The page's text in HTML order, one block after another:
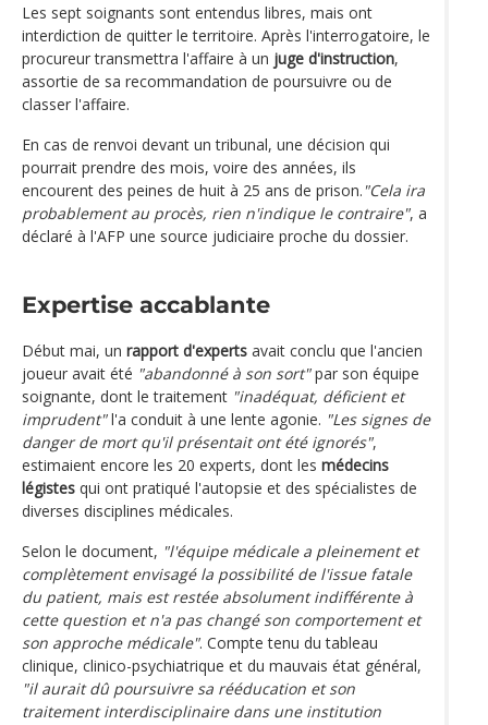
Les sept soignants sont entendus libres, mais ont
interdiction de quitter le territoire. Après l'interrogatoire, le
procureur transmettra l'affaire à un juge d'instruction,
assortie de sa recommandation de poursuivre ou de
classer l'affaire.
En cas de renvoi devant un tribunal, une décision qui
pourrait prendre des mois, voire des années, ils
encourent des peines de huit à 25 ans de prison. "Cela ira
probablement au procès, rien n'indique le contraire", a
déclaré à l'AFP une source judiciaire proche du dossier.
Expertise accablante
Début mai, un rapport d'experts avait conclu que l'ancien
joueur avait été "abandonné à son sort"par son équipe
soignante, dont le traitement "inadéquat, déficient et
imprudent"l'a conduit à une lente agonie. "Les signes de
danger de mort qu'il présentait ont été ignorés",
estimaient encore les 20 experts, dont les médecins
légistes qui ont pratiqué l'autopsie et des spécialistes de
diverses disciplines médicales.
Selon le document, "l'équipe médicale a pleinement et
complètement envisagé la possibilité de l'issue fatale
du patient, mais est restée absolument indifférente à
cette question et n'a pas changé son comportement et
son approche médicale". Compte tenu du tableau
clinique, clinico-psychiatrique et du mauvais état général,
"il aurait dû poursuivre sa rééducation et son
traitement interdisciplinaire dans une institution